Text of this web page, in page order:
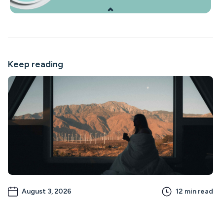
Keep reading
August 3, 2026 12 min read